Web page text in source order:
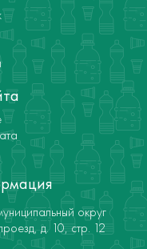
округ
д. 10, стр. 12